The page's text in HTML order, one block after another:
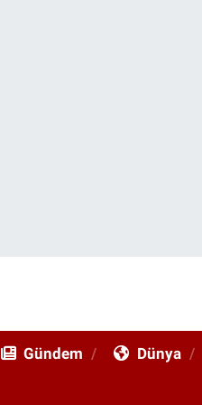
Gündem Dünya